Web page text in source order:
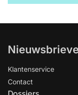
Klantenservice
Contact